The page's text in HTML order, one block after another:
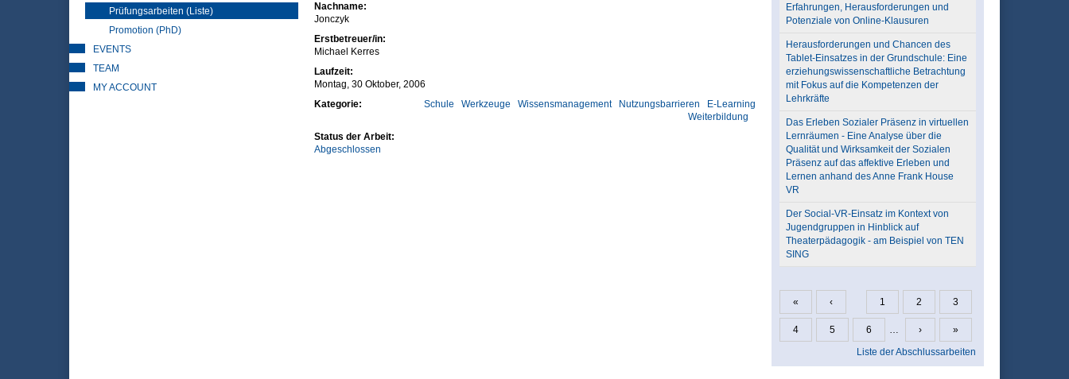
Nachname:
Jonczyk
Erstbetreuer/in:
Michael Kerres
Laufzeit:
Montag, 30 Oktober, 2006
Kategorie:
E-Learning
Nutzungsbarrieren
Wissensmanagement
Werkzeuge
Schule
Weiterbildung
Status der Arbeit:
Abgeschlossen
Prüfungsarbeiten (Liste)
Promotion (PhD)
EVENTS
TEAM
MY ACCOUNT
Erfahrungen, Herausforderungen und
Potenziale von Online-Klausuren
Herausforderungen und Chancen des
Tablet-Einsatzes in der Grundschule: Eine
erziehungswissenschaftliche Betrachtung
mit Fokus auf die Kompetenzen der
Lehrkräfte
Das Erleben Sozialer Präsenz in virtuellen
Lernräumen - Eine Analyse über die
Qualität und Wirksamkeit der Sozialen
Präsenz auf das affektive Erleben und
Lernen anhand des Anne Frank House
VR
Der Social-VR-Einsatz im Kontext von
Jugendgruppen in Hinblick auf
Theaterpädagogik - am Beispiel von TEN
SING
Seiten
« ‹ 1 2 3
4 5 6 … ›
»
Liste der Abschlussarbeiten